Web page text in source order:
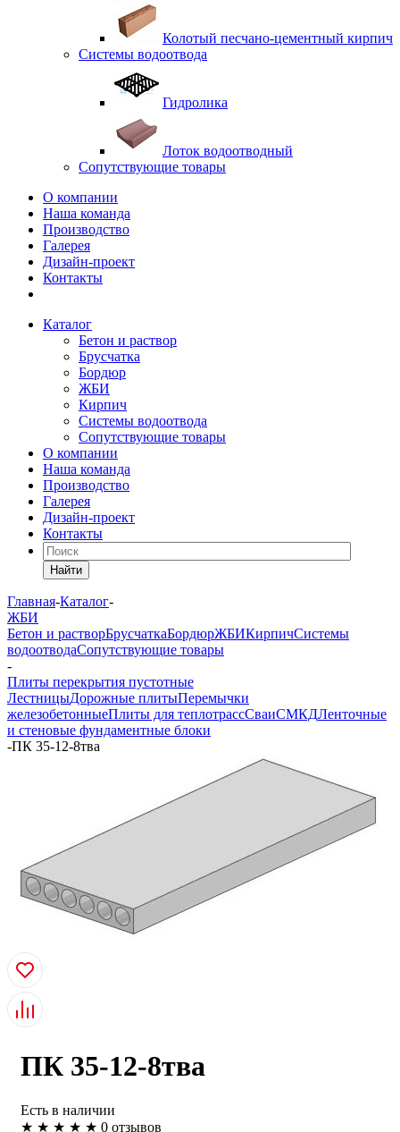
Колотый песчано-цементный кирпич
Системы водоотвода
Гидролика
Лоток водоотводный
Сопутствующие товары
О компании
Наша команда
Производство
Галерея
Дизайн-проект
Контакты
Каталог
Бетон и раствор
Брусчатка
Бордюр
ЖБИ
Кирпич
Системы водоотвода
Сопутствующие товары
О компании
Наша команда
Производство
Галерея
Дизайн-проект
Контакты
Найти
Главная-Каталог-
ЖБИ
Бетон и растворБрусчаткаБордюрЖБИКирпичСистемы
водоотводаСопутствующие товары
-
Плиты перекрытия пустотные
ЛестницыДорожные плитыПеремычки
железобетонныеПлиты для теплотрассСваиСМКДЛенточные
и стеновые фундаментные блоки
-ПК 35-12-8тва
ПК 35-12-8тва
Есть в наличии
★ ★ ★ ★ ★ 0 отзывов